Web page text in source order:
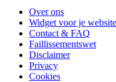
Over ons
Widget voor je website
Contact & FAQ
Faillissementswet
Disclaimer
Privacy
Cookies